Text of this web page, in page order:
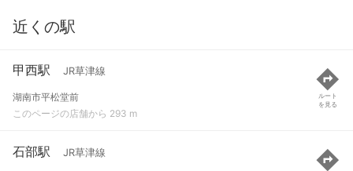
近くの駅
甲西駅 JR草津線
湖南市平松堂前
このページの店舗から 293 m
ルート
を見る
石部駅 JR草津線